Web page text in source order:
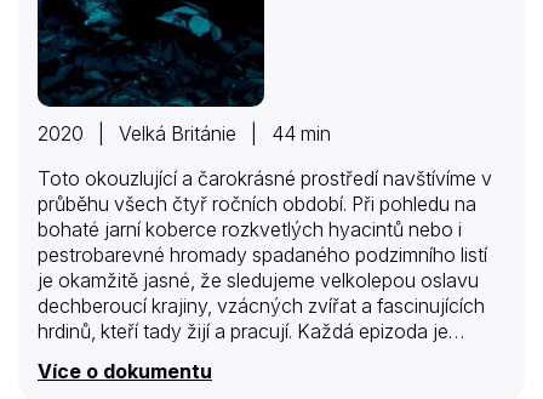
2020 | Velká Británie | 44 min
Toto okouzlující a čarokrásné prostředí navštívíme v
průběhu všech čtyř ročních období. Při pohledu na
bohaté jarní koberce rozkvetlých hyacintů nebo i
pestrobarevné hromady spadaného podzimního listí
je okamžitě jasné, že sledujeme velkolepou oslavu
dechberoucí krajiny, vzácných zvířat a fascinujících
hrdinů, kteří tady žijí a pracují. Každá epizoda je
na utkání tváří v tvář s drzými vydrami, plachými srnci
Více o dokumentu